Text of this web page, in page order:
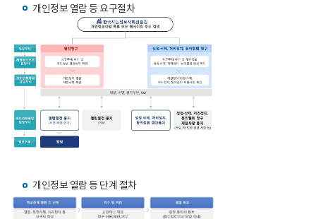
개인정보 열람 등 요구절차
개인정보 열람 등 단계 절차